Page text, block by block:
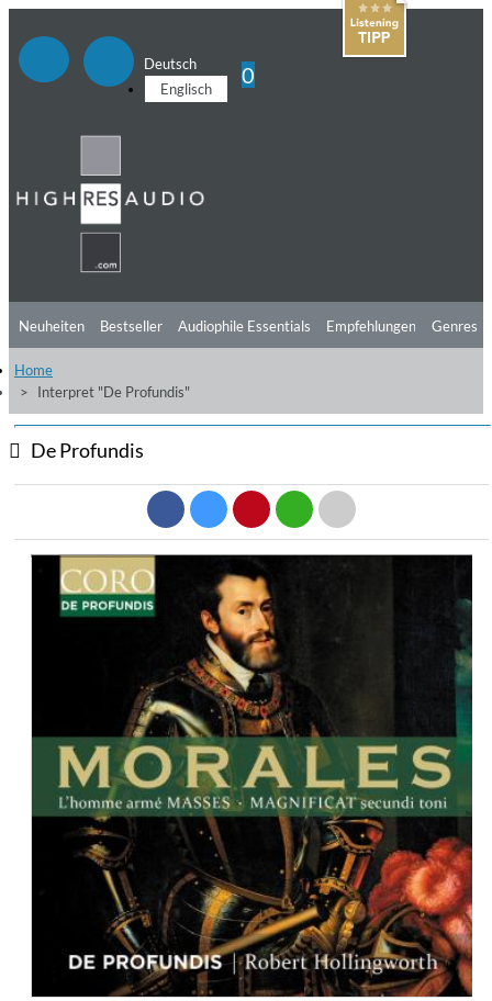
Deutsch
Englisch
0
Neuheiten Bestseller Audiophile Essentials Empfehlungen
Hörtipps
Videos
Genres
Home
Interpret "De Profundis"
De Profundis